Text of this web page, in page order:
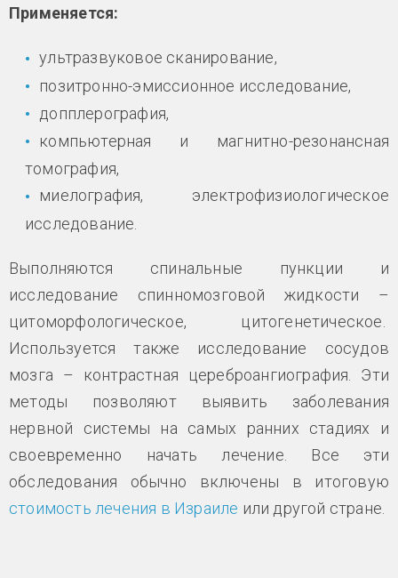
Применяется:
ультразвуковое сканирование,
позитронно-эмиссионное исследование,
допплерография,
компьютерная и магнитно-резонансная
томография,
миелография, электрофизиологическое
исследование.
Выполняются спинальные пункции и
исследование спинномозговой жидкости –
цитоморфологическое, цитогенетическое.
Используется также исследование сосудов
мозга – контрастная цереброангиография. Эти
методы позволяют выявить заболевания
нервной системы на самых ранних стадиях и
своевременно начать лечение. Все эти
обследования обычно включены в итоговую
стоимость лечения в Израиле или другой стране.